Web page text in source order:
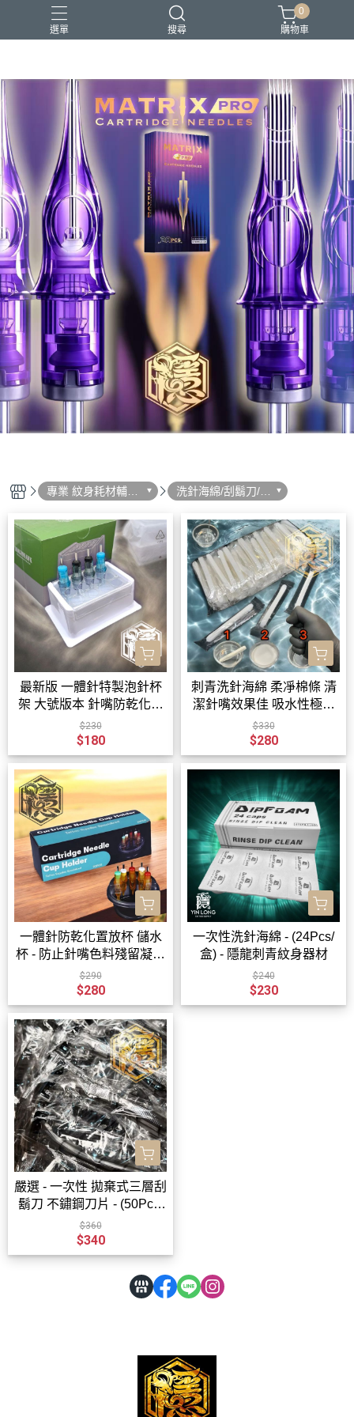
選單 搜尋
0
購物車
專業 紋身耗材輔助
用品 選單列表
洗針海綿/刮鬍刀/一
體針置架/泡針杯 -
最新版 一體針特製泡針杯
架 大號版本 針嘴防乾化必
備 單盒10件裝 - 隱龍刺青
紋身器材
$230
$180
刺青洗針海綿 柔凈棉條 清
潔針嘴效果佳 吸水性極佳
拋棄式獨立包裝 大面積範
圍用量節省 安全衛生 - 隱龍
刺青紋身器材
$330
$280
一體針防乾化置放杯 儲水
杯 - 防止針嘴色料殘留凝固
更好放置分類針具 - 20PC
S/一盒20個 - 隱龍刺青紋身
器材
$290
$280
一次性洗針海綿 - (24Pcs/
盒) - 隱龍刺青紋身器材
$240
$230
嚴選 - 一次性 拋棄式三層刮
鬍刀 不鏽鋼刀片 - (50Pcs/
包) - 隱龍刺青紋身器材
$360
$340